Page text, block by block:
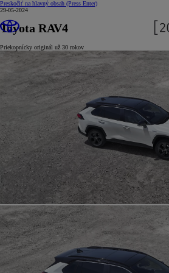
Preskočiť na hlavný obsah (Press Enter)
29-05-2024
Toyota RAV4
Priekopnícky originál už 30 rokov